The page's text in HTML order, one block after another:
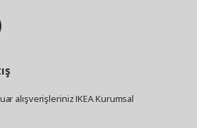
alışverişleriniz IKEA Kurumsal